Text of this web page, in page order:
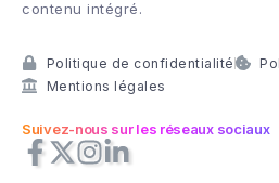
contenu intégré.
Politique de confidentialité
Mentions légales
Suivez-nous sur les réseaux sociaux